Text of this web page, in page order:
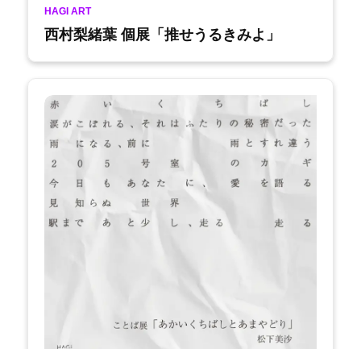
HAGI ART
西村梨緒葉 個展「推せうるきみよ」